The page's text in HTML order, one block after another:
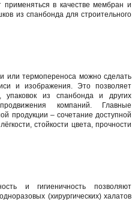
в качестве мембран и
из спанбонда для строительного
или термопереноса можно сделать
и изображения. Это позволяет
из спанбонда и других
компаний. Главные
продукции – сочетание доступной
стойкости цвета, прочности
и гигиеничность позволяют
(хирургических) халатов